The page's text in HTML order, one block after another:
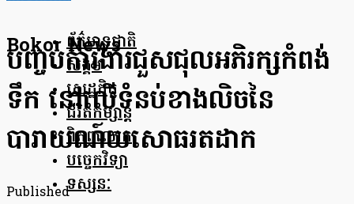
Bokor News
ព័ត៌មានជាតិ
សង្គម
សេដ្ឋកិច្ច
ជីវិតកម្សាន្ត
ពិភពលោក
បច្ចេកវិទ្យា
ទស្សនៈ
បញ្ចប់ការងារជួសជុលអភិរក្សកំពង់
ទឹក នៅលើទំនប់ខាងលិចនៃ
បារាយណ៍យសោធរតដាក
Published